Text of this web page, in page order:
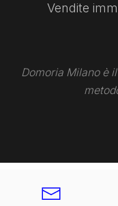
Vendite
Domoria Milano è